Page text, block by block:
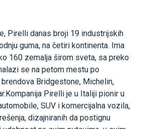
Pirelli danas broji 19 industrijskih
guma, na četiri kontinenta. Ima
160 zemalja širom sveta, sa preko
se na petom mestu po
Bridgestone, Michelin,
Pirelli je u Italiji pionir u
SUV i komercijalna vozila,
dizajniranih da postignu